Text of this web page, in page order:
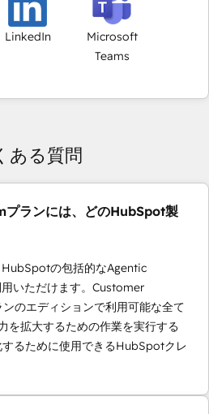
LinkedIn
Microsoft
Teams
ある質問
ランには、どのHubSpot製
の包括的なAgentic
いただけます。Customer
のエディションで利用可能な全て
拡大するための作業を実行する
るために使用できるHubSpotクレ